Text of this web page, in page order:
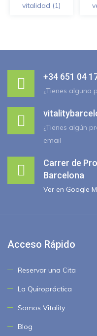
vitalidad (1)
+34 651 04
¿Tienes alguna
¿Tienes algún
email
Carrer de
Barcelona
Ver en Google
Acceso Rápido
Reservar una Cita
La Quiropráctica
Somos Vitality
Blog